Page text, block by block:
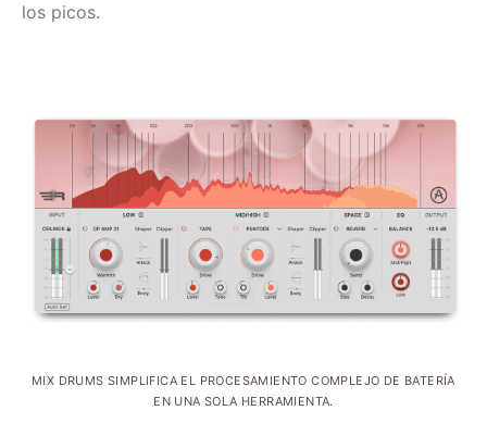
los picos.
MIX DRUMS SIMPLIFICA EL PROCESAMIENTO COMPLEJO DE BATERÍA
EN UNA SOLA HERRAMIENTA.